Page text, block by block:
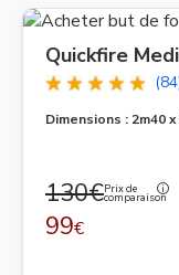
Quickfire
Dimensions : 2m40
130€Prix de
comparaison
99€